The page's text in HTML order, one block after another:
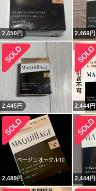
2,450円 2,469円
2,445円 2,444円
2,489円 2,444円